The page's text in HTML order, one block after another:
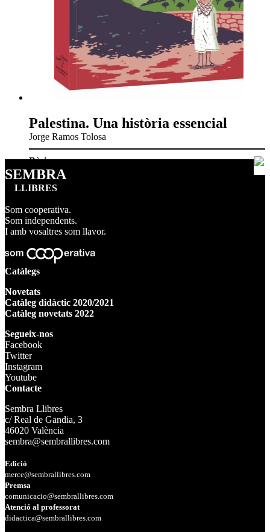
Palestina. Una història essencial
Jorge Ramos Tolosa
Bàsics
SEMBRA
LLIBRES
Som cooperativa.
Som independents.
I amb vosaltres som llavor.
Catàlegs
Novetats
Catàleg didàctic 2020/2021
Catàleg novetats 2022
Segueix-nos
Facebook
Twitter
Instagram
Youtube
Contacte
Sembra Llibres
c/ Real de Gandia, 3
46020 València
sembra@sembrallibres.com
Edició
merce@sembrallibres.com
Premsa
comunicacio@sembrallibres.com
Atenció al professorat
didactica@sembrallibres.com